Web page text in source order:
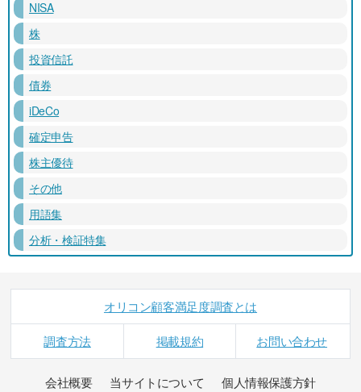
NISA
株
投資信託
債券
iDeCo
確定申告
株主優待
その他
用語集
分析・検証特集
オリコン顧客満足度調査とは
調査方法 掲載規約 お問い合わせ
会社概要 当サイトについて 個人情報保護方針